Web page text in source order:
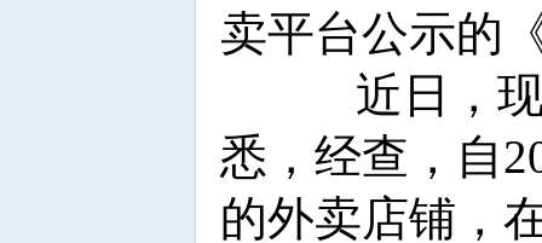
卖平台公示的
近日，
悉，经查，自
的外卖店铺，